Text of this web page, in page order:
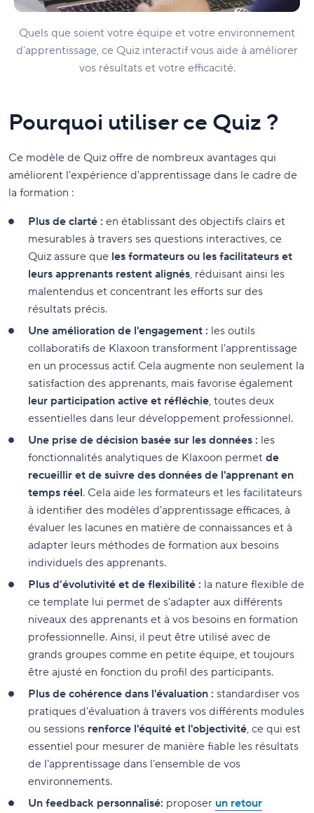
Quels que soient votre équipe et votre environnement
d’apprentissage, ce Quiz interactif vous aide à améliorer
vos résultats et votre efficacité.
Pourquoi utiliser ce Quiz ?
Ce modèle de Quiz offre de nombreux avantages qui
améliorent l'expérience d'apprentissage dans le cadre de
la formation :
Plus de clarté : en établissant des objectifs clairs et
mesurables à travers ses questions interactives, ce
Quiz assure que les formateurs ou les facilitateurs et
leurs apprenants restent alignés, réduisant ainsi les
malentendus et concentrant les efforts sur des
résultats précis.
Une amélioration de l'engagement : les outils
collaboratifs de Klaxoon transforment l'apprentissage
en un processus actif. Cela augmente non seulement la
satisfaction des apprenants, mais favorise également
leur participation active et réfléchie, toutes deux
essentielles dans leur développement professionnel.
Une prise de décision basée sur les données : les
fonctionnalités analytiques de Klaxoon permet de
recueillir et de suivre des données de l'apprenant en
temps réel. Cela aide les formateurs et les facilitateurs
à identifier des modèles d'apprentissage efficaces, à
évaluer les lacunes en matière de connaissances et à
adapter leurs méthodes de formation aux besoins
individuels des apprenants.
Plus d’évolutivité et de flexibilité : la nature flexible de
ce template lui permet de s'adapter aux différents
niveaux des apprenants et à vos besoins en formation
professionnelle. Ainsi, il peut être utilisé avec de
grands groupes comme en petite équipe, et toujours
être ajusté en fonction du profil des participants.
Plus de cohérence dans l'évaluation : standardiser vos
pratiques d'évaluation à travers vos différents modules
ou sessions renforce l'équité et l'objectivité, ce qui est
essentiel pour mesurer de manière fiable les résultats
de l'apprentissage dans l’ensemble de vos
environnements.
Un feedback personnalisé: proposer un retour